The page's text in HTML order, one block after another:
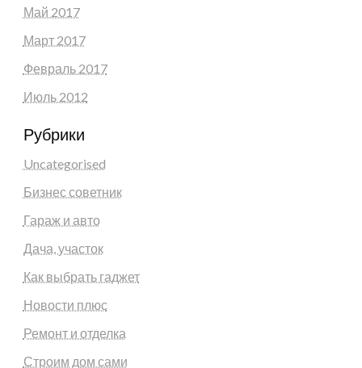
Май 2017
Март 2017
Февраль 2017
Июль 2012
Рубрики
Uncategorised
Бизнес советник
Гараж и авто
Дача, участок
Как выбрать гаджет
Новости плюс
Ремонт и отделка
Строим дом сами